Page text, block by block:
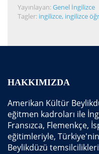
Yayınlayan: Genel İngilizce
Tagler: ingilizce, ingilizce
HAKKIMIZDA
Amerikan Kültür
eğitmen kadroları ile
Fransızca, Flemenkçe,
eğitimleriyle,
Beylikdüzü